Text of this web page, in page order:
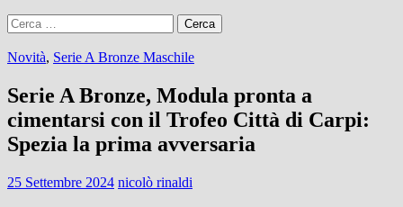
Ricerca
per:
Novità, Serie A Bronze Maschile
Serie A Bronze, Modula pronta a
cimentarsi con il Trofeo Città di Carpi:
Spezia la prima avversaria
25 Settembre 2024 nicolò rinaldi